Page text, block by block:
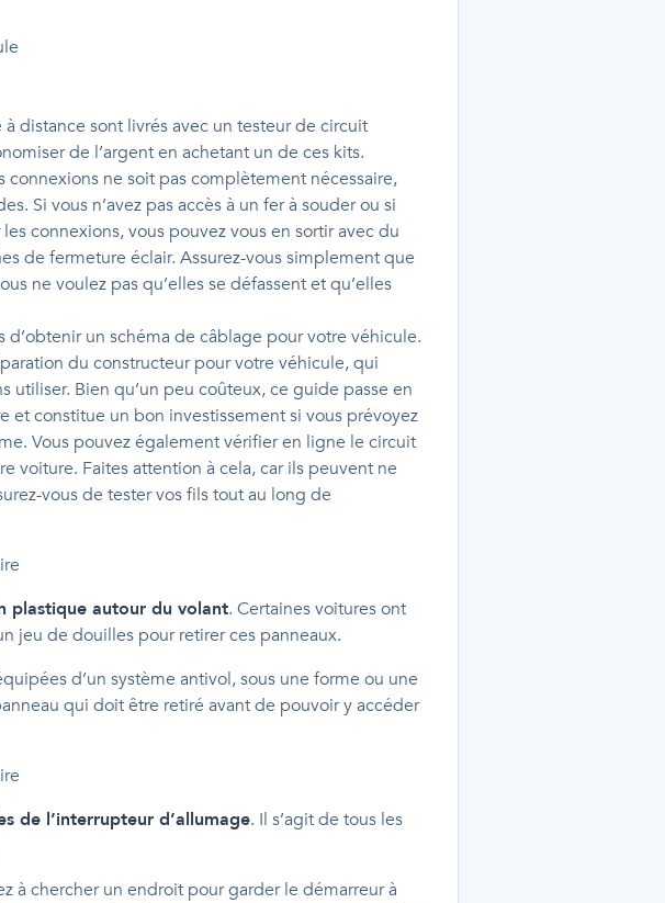
distance sont livrés avec un testeur de circuit
de l’argent en achetant un de ces kits.
connexions ne soit pas complètement nécessaire,
Si vous n’avez pas accès à un fer à souder ou si
les connexions, vous pouvez vous en sortir avec du
de fermeture éclair. Assurez-vous simplement que
ne voulez pas qu’elles se défassent et qu’elles
d’obtenir un schéma de câblage pour votre véhicule.
du constructeur pour votre véhicule, qui
utiliser. Bien qu’un peu coûteux, ce guide passe en
et constitue un bon investissement si vous prévoyez
Vous pouvez également vérifier en ligne le circuit
voiture. Faites attention à cela, car ils peuvent ne
vous de tester vos fils tout au long de
plastique autour du volant. Certaines voitures ont
jeu de douilles pour retirer ces panneaux.
d’un système antivol, sous une forme ou une
qui doit être retiré avant de pouvoir y accéder
de l’interrupteur d’allumage. Il s’agit de tous les
à chercher un endroit pour garder le démarreur à